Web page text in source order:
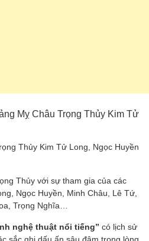
Mỵ Châu Trọng Thủy Kim Tử
Thủy Kim Tử Long, Ngọc Huyền
Thủy với sự tham gia của các
Ngọc Huyền, Minh Châu, Lê Tứ,
Trọng Nghĩa…
nghệ thuật nổi tiếng” có lịch sử